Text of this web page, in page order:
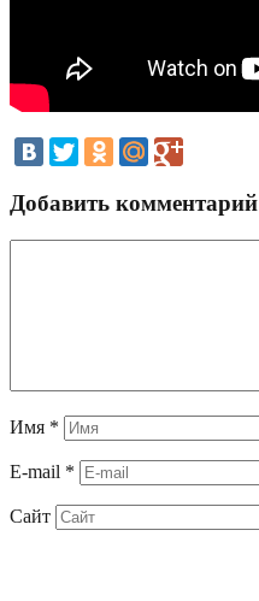
Добавить комментарий
Имя *
E-mail *
Сайт